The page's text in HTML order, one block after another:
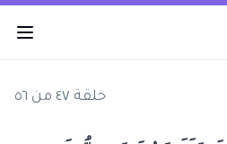
حلقة ٤٧ من ٥٦